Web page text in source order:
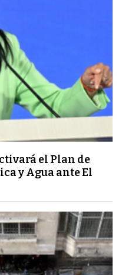
el Plan de
y Agua ante El